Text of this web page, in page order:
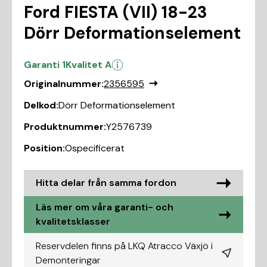
Ford FIESTA (VII) 18-23
Dörr Deformationselement
Garanti 1Kvalitet A
Originalnummer:2356595
Delkod:Dörr Deformationselement
Produktnummer:Y2576739
Position:Ospecificerat
Hitta delar från samma fordon
Läs mer om våra garanti- och
kvalitetsklasser
Reservdelen finns på LKQ Atracco Växjö i
Demonteringar